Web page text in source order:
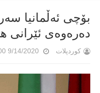
بۆچی ئەڵمانیا
دەرەوەی ئێرانی
کوردپلات 9/14/2020 09:51:00 ص